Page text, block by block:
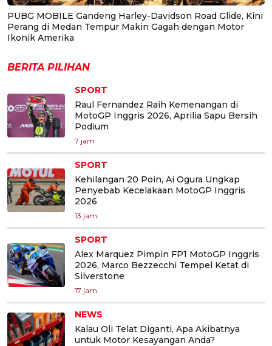
PUBG MOBILE Gandeng Harley-Davidson Road Glide, Kini
Perang di Medan Tempur Makin Gagah dengan Motor
Ikonik Amerika
BERITA PILIHAN
SPORT
Raul Fernandez Raih Kemenangan di
MotoGP Inggris 2026, Aprilia Sapu Bersih
Podium
7 jam
SPORT
Kehilangan 20 Poin, Ai Ogura Ungkap
Penyebab Kecelakaan MotoGP Inggris
2026
13 jam
SPORT
Alex Marquez Pimpin FP1 MotoGP Inggris
2026, Marco Bezzecchi Tempel Ketat di
Silverstone
17 jam
NEWS
Kalau Oli Telat Diganti, Apa Akibatnya
untuk Motor Kesayangan Anda?